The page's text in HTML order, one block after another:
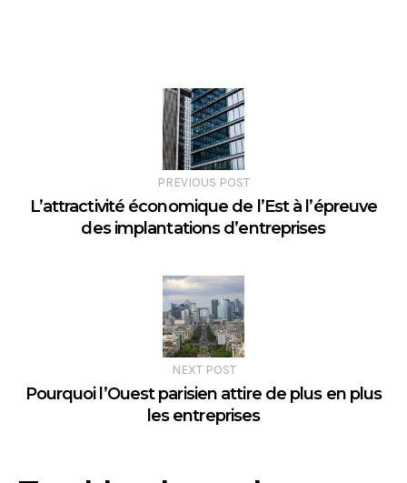
PREVIOUS POST
L’attractivité économique de l’Est à l’épreuve
des implantations d’entreprises
NEXT POST
Pourquoi l’Ouest parisien attire de plus en plus
les entreprises